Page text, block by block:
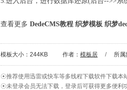
查看更多 DedeCMS教程 织梦模板 织梦
模板大小：244KB 作者： 模板居 / 所属
☉推荐使用迅雷或快车等多线程下载软件下载本
☉未登录会员无法下载，登录后可获得更多便利